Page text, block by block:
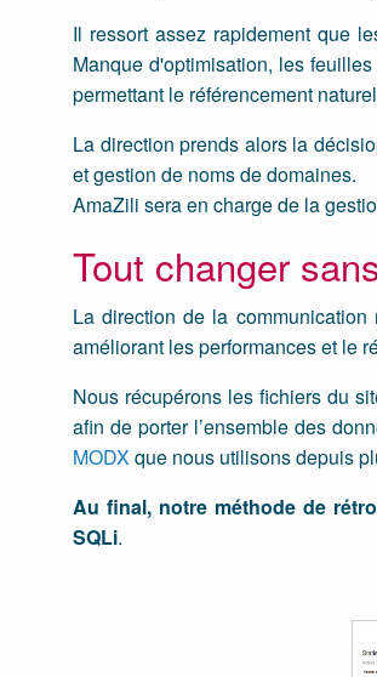
Il ressort assez rapidement que
Manque d'optimisation, les
permettant le référencement
La direction prends alors la
et gestion de noms de domaines.
AmaZili sera en charge de la
Tout changer
La direction de la
améliorant les performances et le
Nous récupérons les fichiers du
afin de porter l’ensemble des
MODXque nous utilisons depuis
Au final, notre méthode de
SQLi.